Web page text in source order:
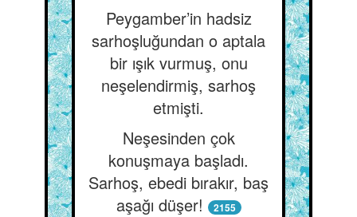
Peygamber’in hadsiz
sarhoşluğundan o aptala
bir ışık vurmuş, onu
neşelendirmiş, sarhoş
etmişti.
Neşesinden çok
konuşmaya başladı.
Sarhoş, ebedi bırakır, baş
aşağı düşer!
2155